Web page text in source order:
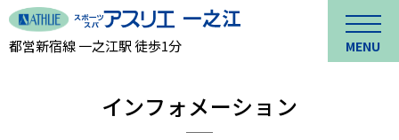
都営新宿線 一之江駅 徒歩1分 MENU
インフォメーション